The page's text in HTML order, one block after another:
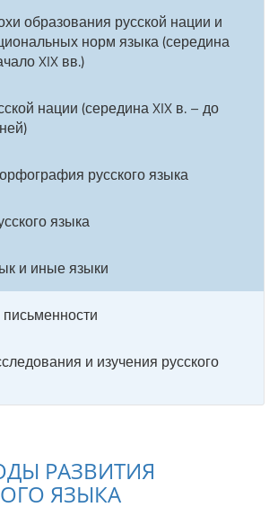
образования русской нации и
норм языка (середина
XIX вв.)
нации (середина XIX в. – до
русского языка
языка
и иные языки
и изучения русского
РАЗВИТИЯ
ЯЗЫКА